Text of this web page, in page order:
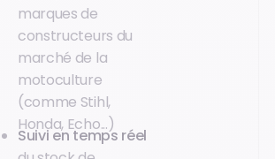
marques de
constructeurs du
marché de la
motoculture
(comme Stihl,
Honda, Echo...)
Suivi en temps réel